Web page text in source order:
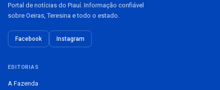
Portal de notícias do Piauí. Informação confiável
sobre Oeiras, Teresina e todo o estado.
Facebook Instagram
EDITORIAS
A Fazenda